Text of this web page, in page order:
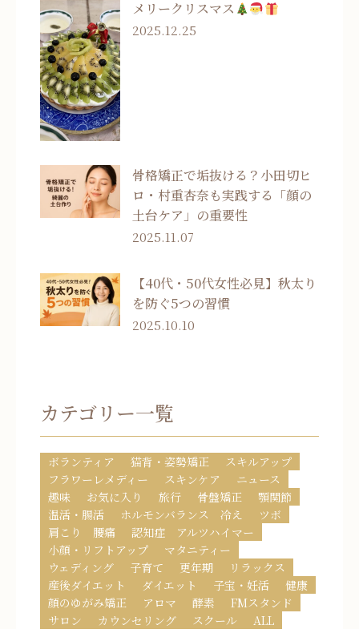
メリークリスマス
2025.12.25
骨格矯正で垢抜ける？小田切ヒ
ロ・村重杏奈も実践する「顔の
土台ケア」の重要性
2025.11.07
【40代・50代女性必見】秋太り
を防ぐ5つの習慣
2025.10.10
カテゴリー一覧
ボランティア 猫背・姿勢矯正
スキルアップ
フラワーレメディー
スキンケア
ニュース
趣味
お気に入り 旅行 骨盤矯正
顎関節
温活・腸活
ホルモンバランス 冷え
ツボ
肩こり 腰痛
認知症 アルツハイマー
小顔・リフトアップ
マタニティー
ウェディング
子育て 更年期
リラックス
産後ダイエット
ダイエット 子宝・妊活
健康
顔のゆがみ矯正
アロマ 酵素
FMスタンド
サロン
カウンセリング スクール ALL